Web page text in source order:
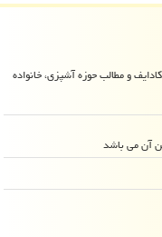
و مطالب حوزه آشپزی، خانواده